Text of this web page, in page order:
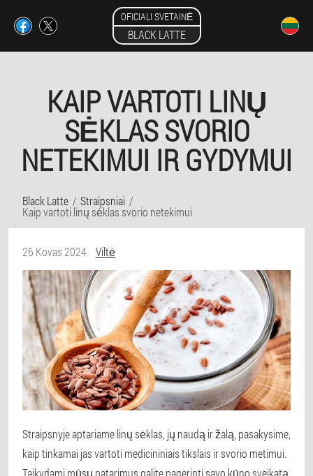
OFICIALI SVETAINĖ
BLACK LATTE
KAIP VARTOTI LINŲ
SĖKLAS SVORIO
NETEKIMUI IR GYDYMUI
Black Latte Straipsniai
Kaip vartoti linų sėklas svorio netekimui
26 Kovas 2024 Viltė
Straipsnyje aptariame linų sėklas, jų naudą ir žalą, pasakysime,
kaip tinkamai jas vartoti medicininiais tikslais ir svorio metimui.
Taikydami mūsų patarimus galite pagerinti savo kūno sveikatą,